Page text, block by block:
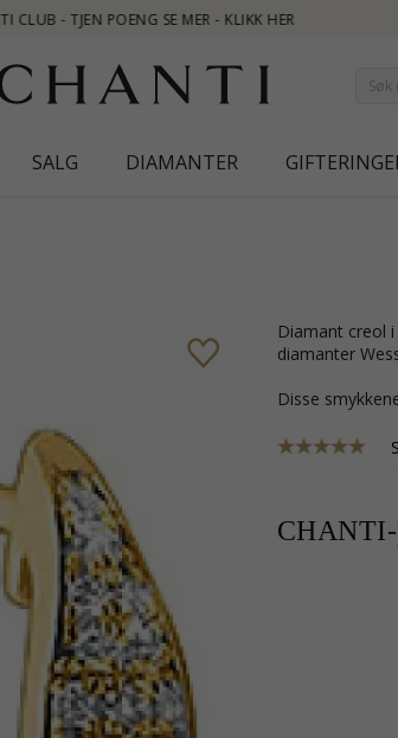
SALG DIAMANTER
diamant creol i 14 karat gull med blank overflate og 42 briljantslipte
diamanter
Disse